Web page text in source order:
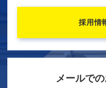
採用情
メールで